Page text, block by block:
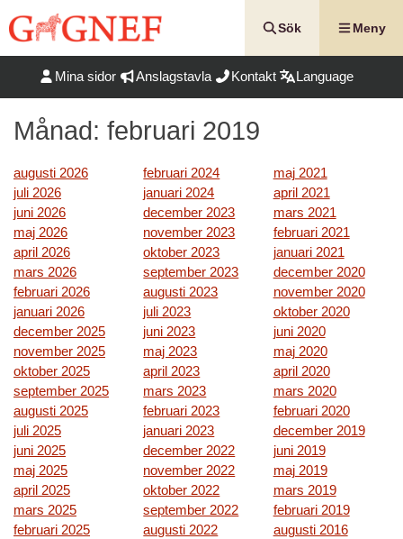
till
Sök Meny
Mina sidor Anslagstavla Kontakt Language
Månad: februari 2019
augusti 2026
juli 2026
juni 2026
maj 2026
april 2026
mars 2026
februari 2026
januari 2026
december 2025
november 2025
oktober 2025
september 2025
augusti 2025
juli 2025
juni 2025
maj 2025
april 2025
mars 2025
februari 2025
februari 2024
januari 2024
december 2023
november 2023
oktober 2023
september 2023
augusti 2023
juli 2023
juni 2023
maj 2023
april 2023
mars 2023
februari 2023
januari 2023
december 2022
november 2022
oktober 2022
september 2022
augusti 2022
maj 2021
april 2021
mars 2021
februari 2021
januari 2021
december 2020
november 2020
oktober 2020
juni 2020
maj 2020
april 2020
mars 2020
februari 2020
december 2019
juni 2019
maj 2019
mars 2019
februari 2019
augusti 2016